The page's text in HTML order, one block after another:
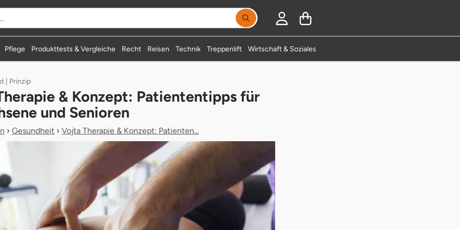
Suchbegriff eingeben, Vorschläge erscheinen
Pflege Produkttests & Vergleiche Recht Reisen Technik Treppenlift Wirtschaft & Soziales
| Prinzip
& Konzept: Patiententipps für
und Senioren
› Gesundheit › Vojta Therapie & Konzept: Patienten...